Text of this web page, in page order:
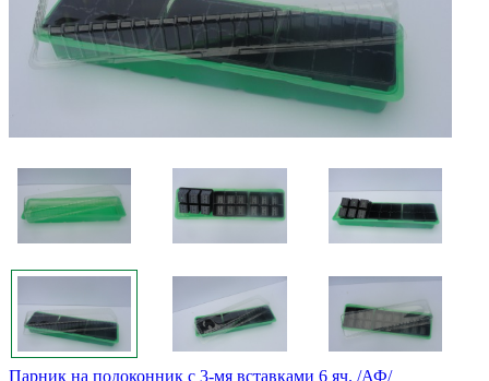
Парник на подоконник с 3-мя вставками 6 яч. /АФ/